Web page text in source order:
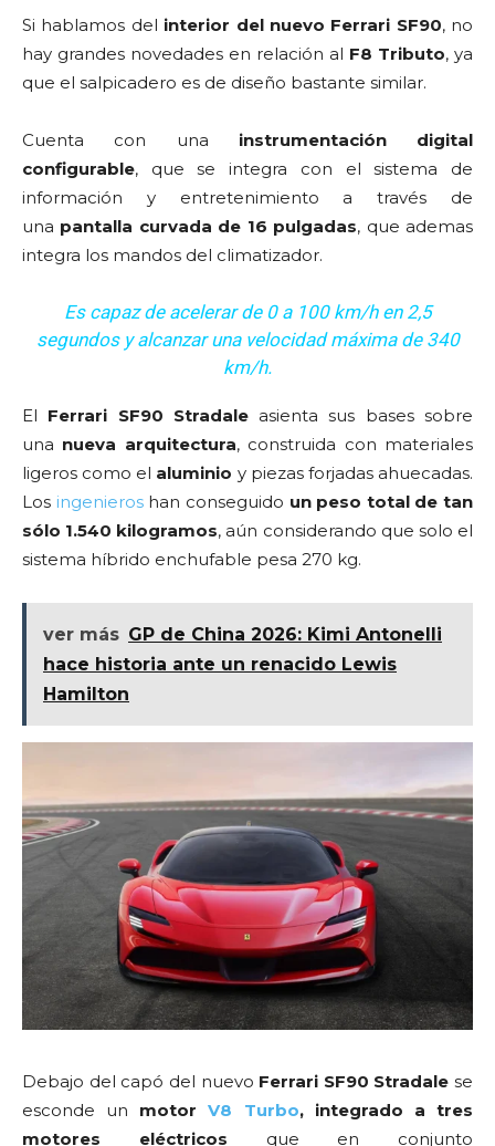
Si hablamos del interior del nuevo Ferrari SF90, no
hay grandes novedades en relación al F8 Tributo, ya
que el salpicadero es de diseño bastante similar.
Cuenta con una instrumentación digital
configurable, que se integra con el sistema de
información y entretenimiento a través de
una pantalla curvada de 16 pulgadas, que ademas
integra los mandos del climatizador.
Es capaz de acelerar de 0 a 100 km/h en 2,5
segundos y alcanzar una velocidad máxima de 340
km/h.
El Ferrari SF90 Stradaleasienta sus bases sobre
una nueva arquitectura, construida con materiales
ligeros como el aluminio y piezas forjadas ahuecadas.
Los ingenieroshan conseguido un peso total de tan
sólo 1.540 kilogramos, aún considerando que solo el
sistema híbrido enchufable pesa 270 kg.
ver más GP de China 2026: Kimi Antonelli
hace historia ante un renacido Lewis
Hamilton
Debajo del capó del nuevo Ferrari SF90 Stradale se
esconde un motorV8 Turbo, integrado a tres
motores eléctricos que en conjunto